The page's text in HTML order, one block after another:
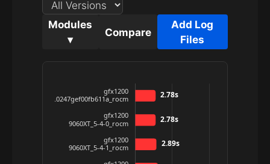
Modules
▾
Compare
Add Log
Files